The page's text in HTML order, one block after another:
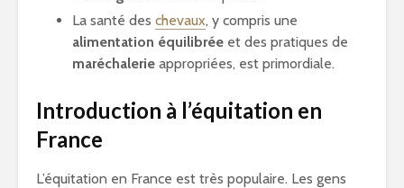
La santé des chevaux, y compris une
alimentation équilibrée et des pratiques de
maréchalerie appropriées, est primordiale.
Introduction à l’équitation en
France
L’équitation en France est très populaire. Les gens